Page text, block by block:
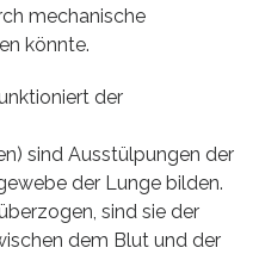
mechanische
könnte.
der
sind Ausstülpungen der
der Lunge bilden.
sind sie der
dem Blut und der